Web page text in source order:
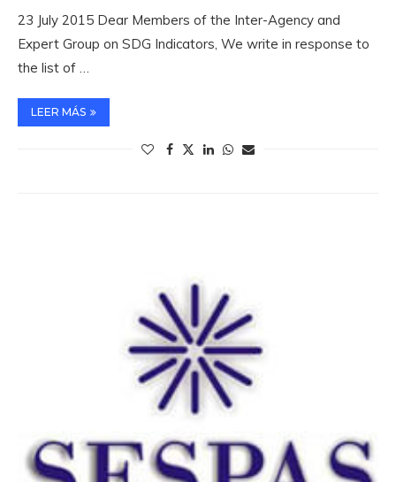
23 July 2015 Dear Members of the Inter-Agency and
Expert Group on SDG Indicators, We write in response to
the list of …
LEER MÁS